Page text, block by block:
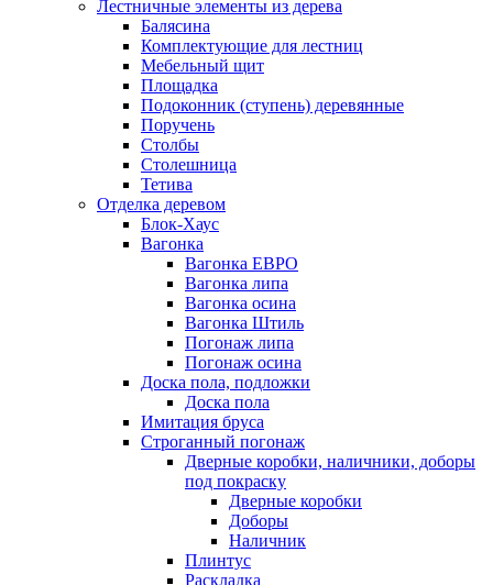
Лестничные элементы из дерева
Балясина
Комплектующие для лестниц
Мебельный щит
Площадка
Подоконник (ступень) деревянные
Поручень
Столбы
Столешница
Тетива
Отделка деревом
Блок-Хаус
Вагонка
Вагонка ЕВРО
Вагонка липа
Вагонка осина
Вагонка Штиль
Погонаж липа
Погонаж осина
Доска пола, подложки
Доска пола
Имитация бруса
Строганный погонаж
Дверные коробки, наличники, доборы
под покраску
Дверные коробки
Доборы
Наличник
Плинтус
Раскладка